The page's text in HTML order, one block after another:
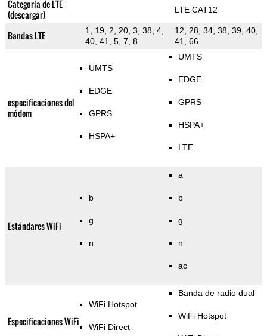
Categoría de LTE
(descargar)
LTE CAT12
Bandas LTE
1, 19, 2, 20, 3, 38, 4,
40, 41, 5, 7, 8
12, 28, 34, 38, 39, 40,
41, 66
especificaciones del
módem
UMTS
EDGE
GPRS
HSPA+
UMTS
EDGE
GPRS
HSPA+
LTE
Estándares WiFi
b
g
n
a
b
g
n
ac
Especificaciones WiFi
WiFi Hotspot
WiFi Direct
Banda de radio dual
WiFi Hotspot